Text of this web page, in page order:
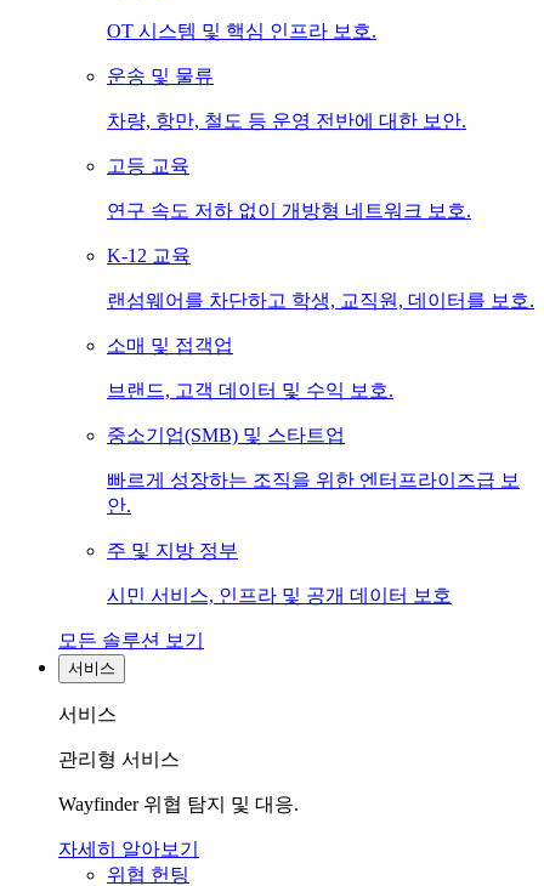
OT 시스템 및 핵심 인프라 보호.
운송 및 물류
차량, 항만, 철도 등 운영 전반에 대한 보안.
고등 교육
연구 속도 저하 없이 개방형 네트워크 보호.
K-12 교육
랜섬웨어를 차단하고 학생, 교직원, 데이터를 보호.
소매 및 접객업
브랜드, 고객 데이터 및 수익 보호.
중소기업(SMB) 및 스타트업
빠르게 성장하는 조직을 위한 엔터프라이즈급 보
안.
주 및 지방 정부
시민 서비스, 인프라 및 공개 데이터 보호
모든 솔루션 보기
서비스
서비스
관리형 서비스
Wayfinder 위협 탐지 및 대응.
자세히 알아보기
위협 헌팅